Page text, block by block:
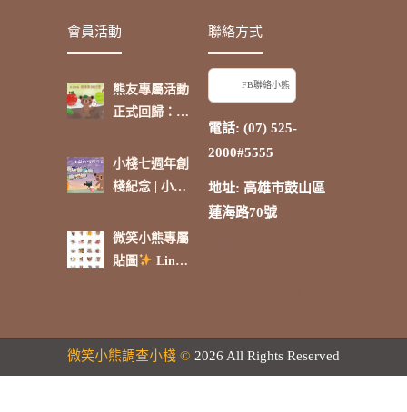
了台灣，日本
啟航【卷
會員活動
熊友專屬活動
正式回歸：蘋
小棧七週年創
棧紀念 | 小熊
微笑小熊專屬
貼圖
Line
聯絡方式
FB聯絡小熊
電話: (07) 525-
2000#5555
地址: 高雄市鼓山區
蓮海路70號
微笑小熊調查小棧 © 2026 All Rights Reserved